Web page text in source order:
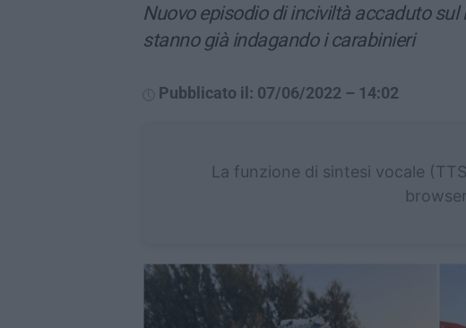
Nuovo episodio di inciviltà accaduto
stanno già indagando i carabinieri
Pubblicato il: 07/06/2022 – 14:02
La funzione di sintesi vocale